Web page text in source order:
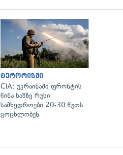
ტერორიზმი
CIA: უკრაინაში ფრონტის
წინა ხაზზე რუსი
სამხედროები 20-30 წუთს
ცოცხლობენ